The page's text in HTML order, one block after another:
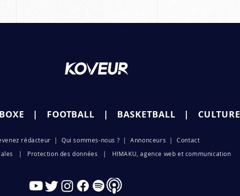
Duel Franco-Belge au
programme du Dana
BOXE | FOOTBALL | BASKETBALL | CULTURE
nez rédacteur | Qui sommes-nous ? |Annonceurs |Contact
| Protection des données | HIMAKU, agence web et communication